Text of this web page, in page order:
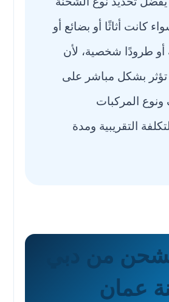
كانت أثاثًا أو بضائع أو
أو طرودًا شخصية، لأن
تؤثر بشكل مباشر على
ونوع المركبات
التقريبية ومدة
من دبي
عمان